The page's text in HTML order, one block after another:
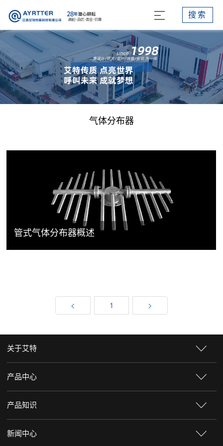
搜索
气体分布器
管式气体分布器概述
< 1 >
关于艾特
产品中心
产品知识
新闻中心